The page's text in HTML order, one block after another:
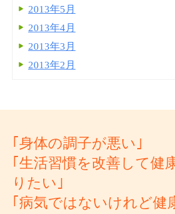
2013年5月
2013年4月
2013年3月
2013年2月
｢身体の調子が悪い｣
｢生活習慣を改善して健
りたい｣
｢病気ではないけれど健